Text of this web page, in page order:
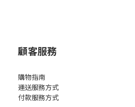
顧客服務
購物指南
運送服務方式
付款服務方式